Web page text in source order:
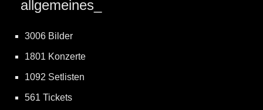
allgemeines_
3006 Bilder
1801 Konzerte
1092 Setlisten
561 Tickets